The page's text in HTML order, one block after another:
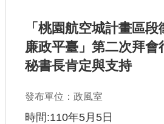
政府公開資訊
廉政平臺專區
查估
「桃園航空城計畫區
廉政平臺」第二次拜會
秘書長肯定與支持
發布單位：政風室
時間:110年5月5日